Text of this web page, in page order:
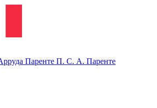
Паренте П. С. А. Паренте